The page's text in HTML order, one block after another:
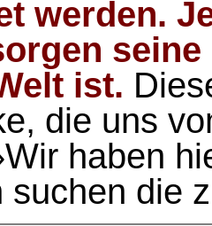
werden.
ist.
die uns
haben
suchen die